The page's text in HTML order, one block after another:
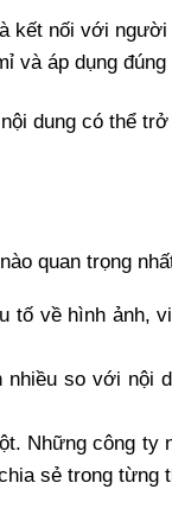
kết nối với
và áp dụng
dung có thể
quan trọng
về hình ảnh,
so với nội
Những công ty
sẻ trong từng